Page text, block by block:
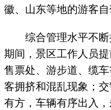
徽、山东等地的游客自
综合管理水平不断
期间，景区工作人员
售票处、游步道、缆
客拥挤和混乱现象；
有方，车辆有序出入